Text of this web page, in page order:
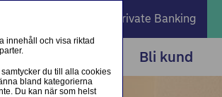
Private Banking
LOGGA IN
Bli kund
innehåll och visa riktad
du till alla cookies
bland kategorierna
Du kan när som helst